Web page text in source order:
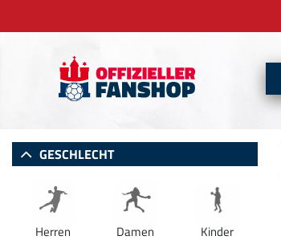
GESCHLECHT
Herren Damen Kinder